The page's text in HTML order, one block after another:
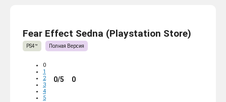
Fear Effect Sedna (Playstation Store)
PS4™ Полная Версия
0
1
2
3
4
5
0/5 0